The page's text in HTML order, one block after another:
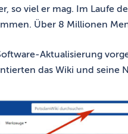
so viel er mag. Im Laufe
Über 8 Millionen
Aktualisierung
das Wiki und seine